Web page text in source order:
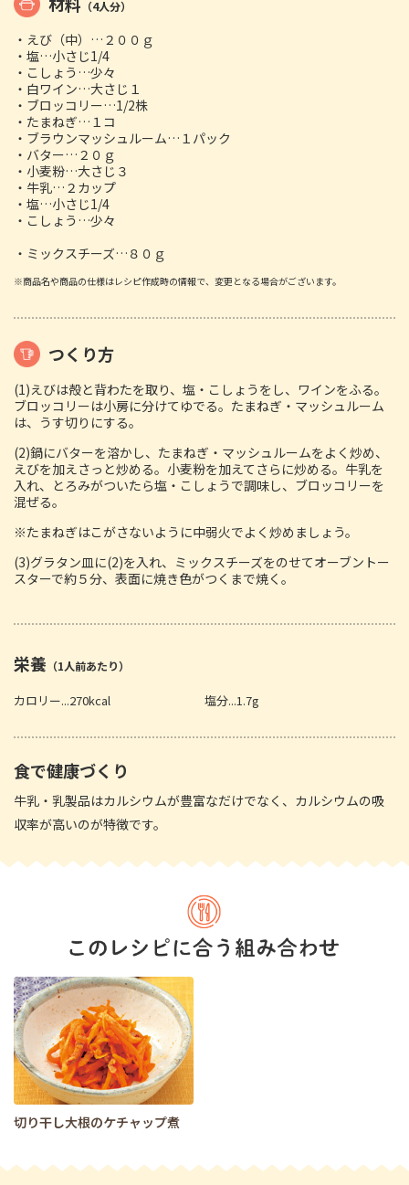
（4人分）
・えび（中）…２００ｇ
・塩…小さじ1/4
・こしょう…少々
・白ワイン…大さじ１
・ブロッコリー…1/2株
・たまねぎ…１コ
・ブラウンマッシュルーム…１パック
・バター…２０ｇ
・小麦粉…大さじ３
・牛乳…２カップ
・塩…小さじ1/4
・こしょう…少々
・ミックスチーズ…８０ｇ
※商品名や商品の仕様はレシピ作成時の情報で、変更となる場合がございます。
つくり方
(1)えびは殻と背わたを取り、塩・こしょうをし、ワインをふる。
ブロッコリーは小房に分けてゆでる。たまねぎ・マッシュルーム
は、うす切りにする。
(2)鍋にバターを溶かし、たまねぎ・マッシュルームをよく炒め、
えびを加えさっと炒める。小麦粉を加えてさらに炒める。牛乳を
入れ、とろみがついたら塩・こしょうで調味し、ブロッコリーを
混ぜる。
※たまねぎはこがさないように中弱火でよく炒めましょう。
(3)グラタン皿に(2)を入れ、ミックスチーズをのせてオーブントー
スターで約５分、表面に焼き色がつくまで焼く。
栄養 （1人前あたり）
カロリー...270kcal 塩分...1.7g
食で健康づくり
牛乳・乳製品はカルシウムが豊富なだけでなく、カルシウムの吸
収率が高いのが特徴です。
切り干し大根のケチャップ煮